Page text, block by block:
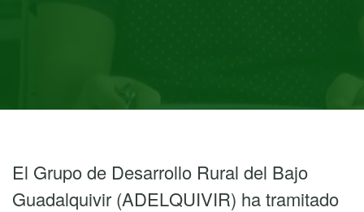
El Grupo de Desarrollo Rural del Bajo
Guadalquivir (ADELQUIVIR) ha tramitado